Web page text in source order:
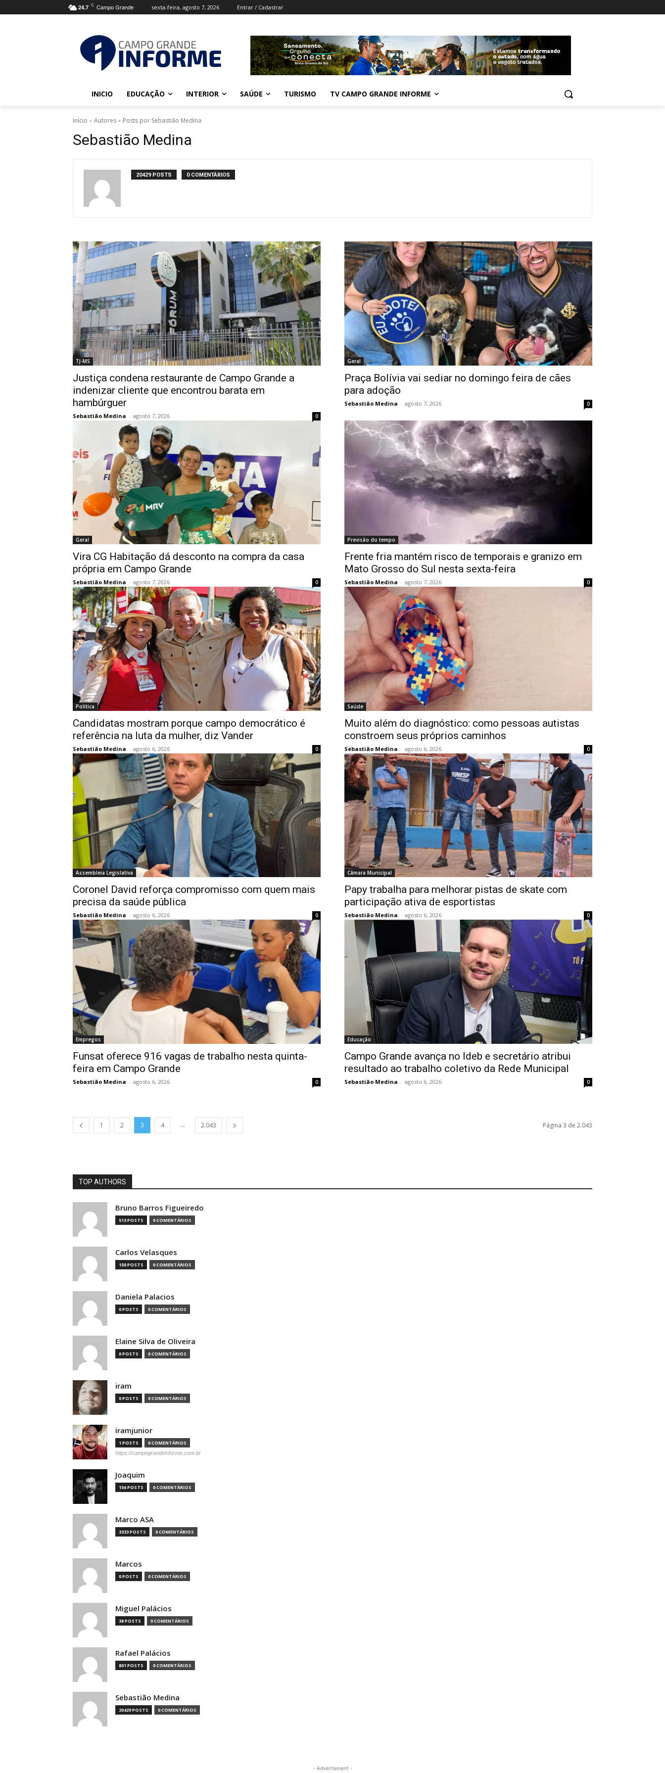
24.7 C Campo Grande sexta-feira, agosto 7, 2026 Entrar / Cadastrar
INICIO EDUCAÇÃO INTERIOR SAÚDE TURISMO TV CAMPO GRANDE INFORME
Início Autores Posts por Sebastião Medina
Sebastião Medina
20429 POSTS 0 COMENTÁRIOS
TJ-MS
Justiça condena restaurante de Campo Grande a
indenizar cliente que encontrou barata em
hambúrguer
Sebastião Medina - agosto 7, 2026 0
Geral
Praça Bolívia vai sediar no domingo feira de cães
para adoção
Sebastião Medina - agosto 7, 2026 0
Geral
Vira CG Habitação dá desconto na compra da casa
própria em Campo Grande
Sebastião Medina - agosto 7, 2026 0
Previsão do tempo
Frente fria mantém risco de temporais e granizo em
Mato Grosso do Sul nesta sexta-feira
Sebastião Medina - agosto 7, 2026 0
Política
Candidatas mostram porque campo democrático é
referência na luta da mulher, diz Vander
Sebastião Medina - agosto 6, 2026 0
Saúde
Muito além do diagnóstico: como pessoas autistas
constroem seus próprios caminhos
Sebastião Medina - agosto 6, 2026 0
Assembleia Legislativa
Coronel David reforça compromisso com quem mais
precisa da saúde pública
Sebastião Medina - agosto 6, 2026 0
Câmara Municipal
Papy trabalha para melhorar pistas de skate com
participação ativa de esportistas
Sebastião Medina - agosto 6, 2026 0
Empregos
Funsat oferece 916 vagas de trabalho nesta quinta-
feira em Campo Grande
Sebastião Medina - agosto 6, 2026 0
Educação
Campo Grande avança no Ideb e secretário atribui
resultado ao trabalho coletivo da Rede Municipal
Sebastião Medina - agosto 6, 2026 0
1 2 3 4 ... 2.043 Página 3 de 2.043
TOP AUTHORS
Bruno Barros Figueiredo
513 POSTS 0 COMENTÁRIOS
Carlos Velasques
150 POSTS 0 COMENTÁRIOS
Daniela Palacios
0 POSTS 0 COMENTÁRIOS
Elaine Silva de Oliveira
0 POSTS 0 COMENTÁRIOS
iram
0 POSTS 0 COMENTÁRIOS
iramjunior
1 POSTS 0 COMENTÁRIOS
https://campograndeinforme.com.br
Joaquim
156 POSTS 0 COMENTÁRIOS
Marco ASA
3333 POSTS 0 COMENTÁRIOS
Marcos
0 POSTS 0 COMENTÁRIOS
Miguel Palácios
38 POSTS 0 COMENTÁRIOS
Rafael Palácios
801 POSTS 0 COMENTÁRIOS
Sebastião Medina
20429 POSTS 0 COMENTÁRIOS
- Advertisment -